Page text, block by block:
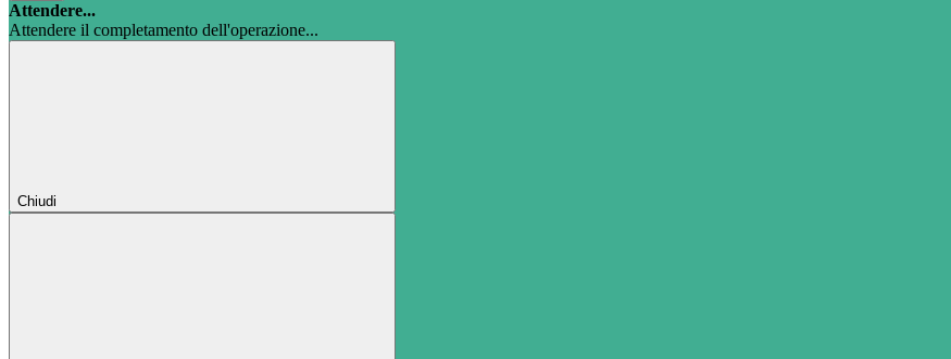
Attendere...
Attendere il completamento dell'operazione...
Chiudi